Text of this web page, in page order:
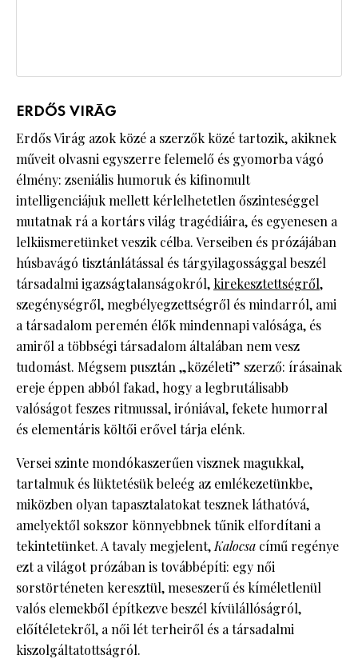
ERDŐS VIRÁG
Erdős Virág azok közé a szerzők közé tartozik, akiknek
műveit olvasni egyszerre felemelő és gyomorba vágó
élmény: zseniális humoruk és kifinomult
intelligenciájuk mellett kérlelhetetlen őszinteséggel
mutatnak rá a kortárs világ tragédiáira, és egyenesen a
lelkiismeretünket veszik célba. Verseiben és prózájában
húsbavágó tisztánlátással és tárgyilagossággal beszél
társadalmi igazságtalanságokról, kirekesztettségről,
szegénységről, megbélyegzettségről és mindarról, ami
a társadalom peremén élők mindennapi valósága, és
amiről a többségi társadalom általában nem vesz
tudomást. Mégsem pusztán „közéleti” szerző: írásainak
ereje éppen abból fakad, hogy a legbrutálisabb
valóságot feszes ritmussal, iróniával, fekete humorral
és elementáris költői erővel tárja elénk.
Versei szinte mondókaszerűen visznek magukkal,
tartalmuk és lüktetésük beleég az emlékezetünkbe,
miközben olyan tapasztalatokat tesznek láthatóvá,
amelyektől sokszor könnyebbnek tűnik elfordítani a
tekintetünket. A tavaly megjelent,Kalocsa című regénye
ezt a világot prózában is továbbépíti: egy női
sorstörténeten keresztül, meseszerű és kíméletlenül
valós elemekből építkezve beszél kívülállóságról,
előítéletekről, a női lét terheiről és a társadalmi
kiszolgáltatottságról.